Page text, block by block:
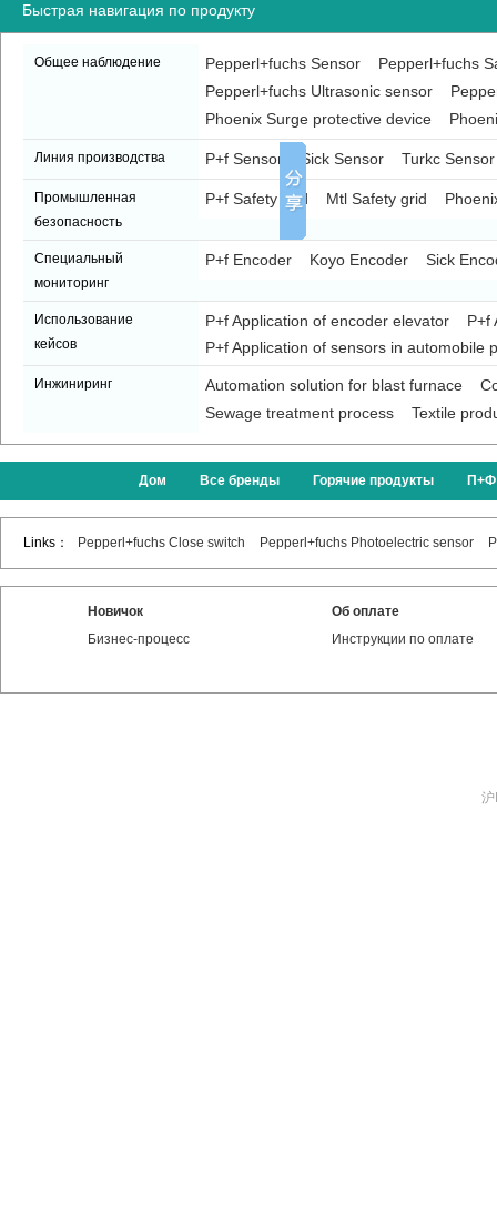
Быстрая навигация по продукту
Общее наблюдение Pepperl+fuchs Sensor
Pepperl+fuchs
Pepperl+fuchs Ultrasonic sensor
Phoenix Surge protective device
Линия производства P+f Sensor Sick Sensor Turkc Sensor
Промышленная
безопасность
P+f Safety grid Mtl Safety grid
Специальный
мониторинг
P+f Encoder Koyo Encoder Sick
Использование
кейсов
P+f Application of encoder elevator
P+f
P+f Application of sensors in automobile
Инжиниринг Automation solution for blast furnace
Sewage treatment process
Textile
Дом Все бренды Горячие продукты П+Ф
Links： Pepperl+fuchs Close switch Pepperl+fuchs Photoelectric sensor
Новичок
Бизнес-процесс
Об оплате
Инструкции по оплате